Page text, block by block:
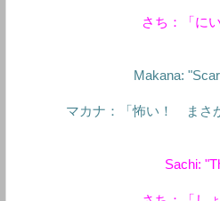
さち：「に
Makana:
マカナ：「怖い！ ま
Sachi: